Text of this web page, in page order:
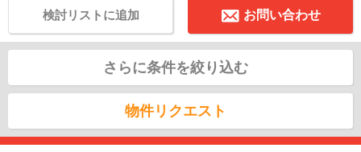
お問い合わせ
検討リストに追加
さらに条件を絞り込む
物件リクエスト